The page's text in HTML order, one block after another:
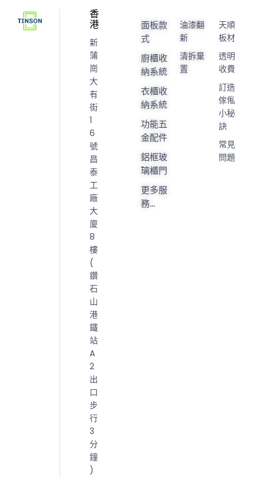
香
港
新
蒲
崗
大
有
街
1
6
號
昌
泰
工
廠
大
廈
8
樓
(
鑽
石
山
港
鐵
站
A
2
出
口
步
行
3
分
鐘
)
面板款
式
廚櫃收
納系統
衣櫃收
納系統
功能五
金配件
鋁框玻
璃櫃門
更多服
務...
油漆翻
新
清拆棄
置
天順
板材
透明
收費
訂造
傢俬
小秘
訣
常見
問題